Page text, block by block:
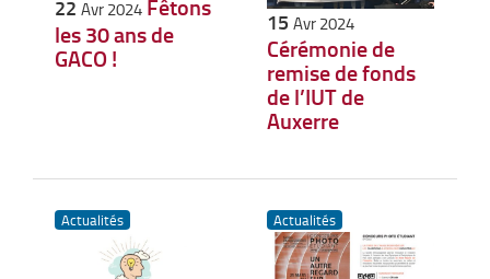
22 Avr 2024 Fêtons
les 30 ans de
GACO !
15 Avr 2024
Cérémonie de
remise de fonds
de l’IUT de
Auxerre
Actualités Actualités